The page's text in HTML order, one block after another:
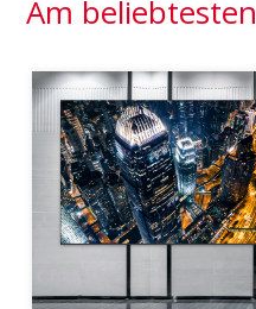
Am beliebtesten